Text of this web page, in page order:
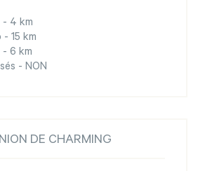
- 4 km
15 km
- 6 km
- NON
DE CHARMING